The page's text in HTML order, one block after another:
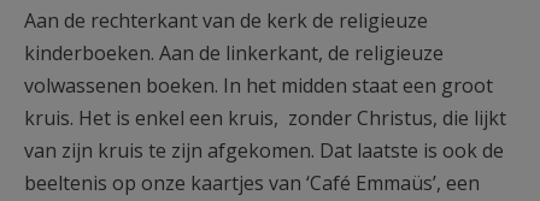
Aan de rechterkant van de kerk de religieuze
kinderboeken. Aan de linkerkant, de religieuze
volwassenen boeken. In het midden staat een groot
kruis. Het is enkel een kruis, zonder Christus, die lijkt
van zijn kruis te zijn afgekomen. Dat laatste is ook de
beeltenis op onze kaartjes van ‘Café Emmaüs’, een